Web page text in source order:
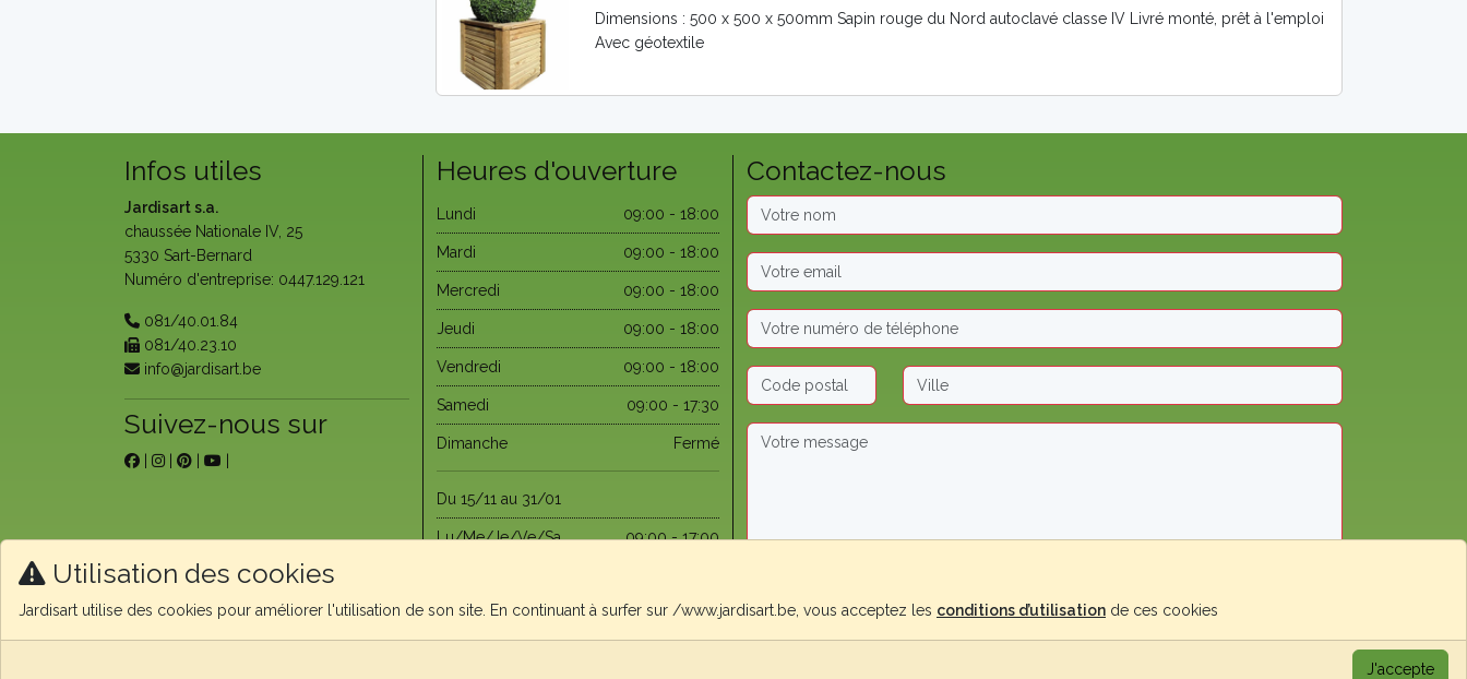
Utilisation des cookies
Jardisart utilise des cookies pour améliorer l'utilisation de son site. En continuant à surfer sur /www.jardisart.be, vous acceptez les conditions d’utilisation de ces cookies
J'accepte
Dimensions : 500 x 500 x 500mm Sapin rouge du Nord autoclavé classe IV Livré monté, prêt à l'emploi
Avec géotextile
Infos utiles
Jardisart s.a.
chaussée Nationale IV, 25
5330 Sart-Bernard
Numéro d'entreprise: 0447.129.121
081/40.01.84
081/40.23.10
info@jardisart.be
Suivez-nous sur
Heures d'ouverture
Lundi 09:00 - 18:00
Mardi 09:00 - 18:00
Mercredi 09:00 - 18:00
Jeudi 09:00 - 18:00
Vendredi 09:00 - 18:00
Samedi 09:00 - 17:30
Dimanche Fermé
Du 15/11 au 31/01
Lu/Me/Je/Ve/Sa 09:00 - 17:00
Contactez-nous